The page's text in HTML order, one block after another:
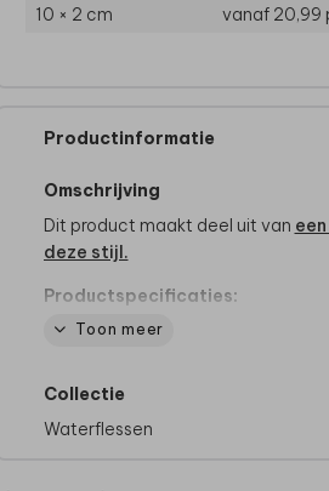
10 × 2 cm vanaf 20,99
Productinformatie
Omschrijving
Dit product maakt deel uit van
deze stijl.
Productspecificaties:
- Van het merk Mepal
- Vaatwasserbestending
- Met één druk op de knop komt
Toon meer
Collectie
Waterflessen